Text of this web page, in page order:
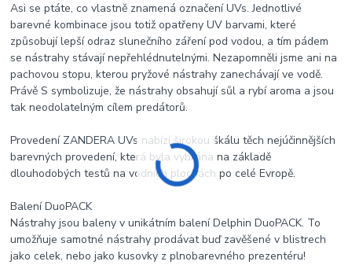
Asi se ptáte, co vlastně znamená označení UVs. Jednotlivé
barevné kombinace jsou totiž opatřeny UV barvami, které
způsobují lepší odraz slunečního záření pod vodou, a tím pádem
se nástrahy stávají nepřehlédnutelnými. Nezapomněli jsme ani na
pachovou stopu, kterou pryžové nástrahy zanechávají ve vodě.
Právě S symbolizuje, že nástrahy obsahují sůl a rybí aroma a jsou
tak neodolatelným cílem predátorů.
Provedení ZANDERA UVs nabízí širokou škálu těch nejúčinnějších
barevných provedení, která byla vybrána na základě
dlouhodobých testů na vodních plochách po celé Evropě.
Balení DuoPACK
Nástrahy jsou baleny v unikátním balení Delphin DuoPACK. To
umožňuje samotné nástrahy prodávat buď zavěšené v blistrech
jako celek, nebo jako kusovky z plnobarevného prezentéru!